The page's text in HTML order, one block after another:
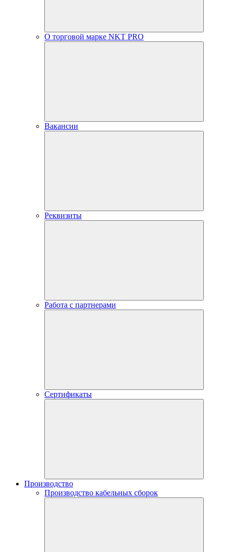
О торговой марке NKT PRO
Вакансии
Реквизиты
Работа с партнерами
Сертификаты
Производство
Производство кабельных сборок